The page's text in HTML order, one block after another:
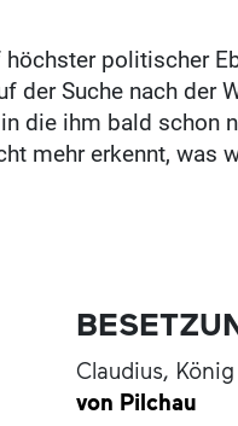
politischer
der Suche nach der
die ihm bald schon
mehr erkennt, was
Claudius,
von Pilchau